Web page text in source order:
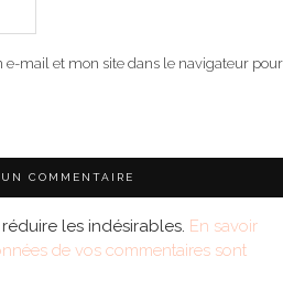
mail et mon site dans le navigateur pour
les indésirables. En savoir
de vos commentaires sont